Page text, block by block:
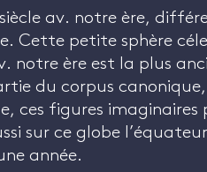
siècle av. notre ère,
Cette petite sphère
notre ère est la plus
du corpus canonique,
ces figures
sur ce globe
année.